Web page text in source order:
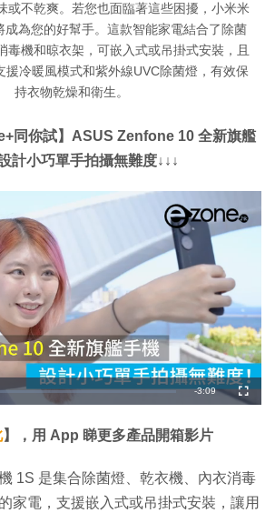
或不乾爽。若您也面臨著這些困擾，小米米
成為您的好幫手。這款智能家電結合了除菌
毒機和晾衣架，可嵌入式或吊掛式安裝，且
援冷暖風模式和紫外線UVC除菌燈，有效保
持衣物乾燥和衛生。
同你試】ASUS Zenfone 10 全新旗艦
計小巧單手拍攝無難度↓↓↓
剩
時
間
-3:09
全
螢
】，用 App 睇更多產品開箱影片
1S 是集合除菌燈、乾衣機、內衣消毒
家電，支援嵌入式或吊掛式安裝，讓用